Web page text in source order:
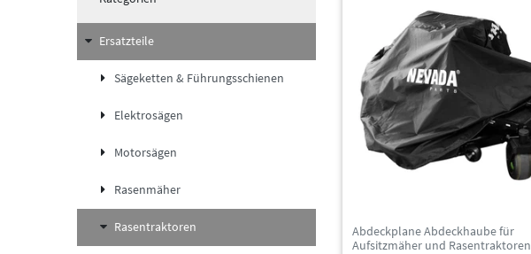
Ersatzteile
Sägeketten & Führungsschienen
Elektrosägen
Motorsägen
Rasenmäher
Rasentraktoren
Abdeckplane Abdeckhaube für
Aufsitzmäher und Rasentraktoren